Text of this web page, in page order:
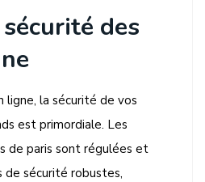
des
ligne, la sécurité de vos
est primordiale. Les
de paris sont régulées et
sécurité robustes,